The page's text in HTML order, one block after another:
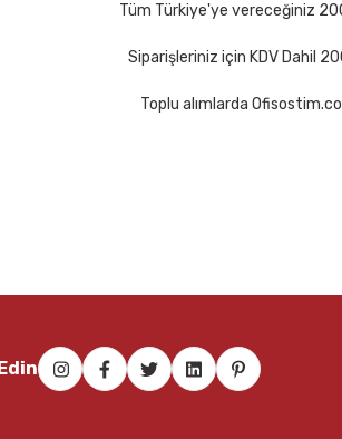
Tüm Türkiye'ye vereceğiniz
Siparişleriniz için KDV Dahil
Toplu alımlarda